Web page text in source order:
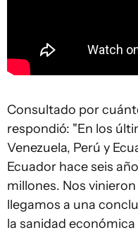
Consultado por
respondió: "En los
Venezuela, Perú y
Ecuador hace seis
millones. Nos
llegamos a una
la sanidad